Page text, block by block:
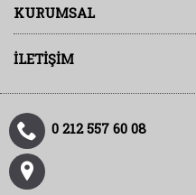
KURUMSAL
İLETİŞİM
0 212 557 60 08